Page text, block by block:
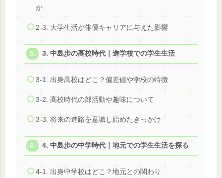
か
2-3. 大学生活が俳優キャリアに与えた影響
3. 中島歩の高校時代｜進学校での学生生活
3-1. 出身高校はどこ？偏差値や学校の特徴
3-2. 高校時代の部活動や趣味について
3-3. 将来の進路を意識し始めたきっかけ
4. 中島歩の中学時代｜地元での学生生活を探る
4-1. 出身中学校はどこ？地元との関わり